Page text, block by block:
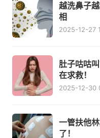
越洗鼻子
相
2025-12-27
肚子咕咕
在求救！
2025-12-30
一管扶他
了！